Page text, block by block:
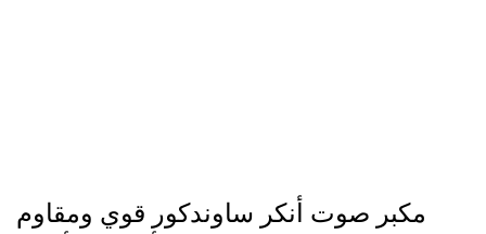
مكبر صوت أنكر ساوندكور قوي ومقاوم